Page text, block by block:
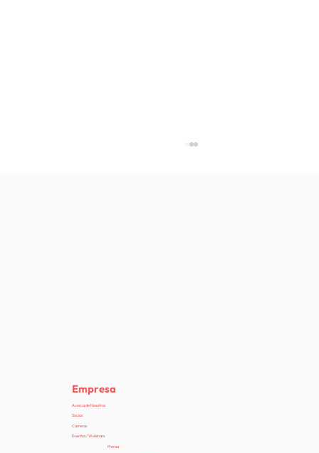
Empresa
Acerca de Nosotros
Socios
Carreras
Eventos / Webinars
Prensa